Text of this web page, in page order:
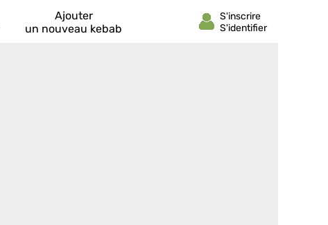
Ajouter
un nouveau kebab